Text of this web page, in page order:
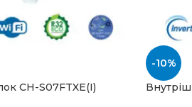
CH-S07FTXE(I)
-10%